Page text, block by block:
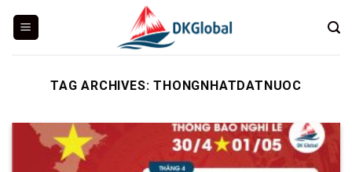
TAG ARCHIVES:THONGNHATDATNUOC